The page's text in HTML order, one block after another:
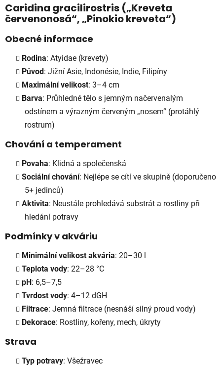
Caridina gracilirostris („Kreveta
červenonosá“, „Pinokio kreveta“)
Obecné informace
Rodina: Atyidae (krevety)
Původ: Jižní Asie, Indonésie, Indie, Filipíny
Maximální velikost: 3–4 cm
Barva: Průhledné tělo s jemným načervenalým
odstínem a výrazným červeným „nosem“ (protáhlý
rostrum)
Chování a temperament
Povaha: Klidná a společenská
Sociální chování: Nejlépe se cítí ve skupině (doporučeno
5+ jedinců)
Aktivita: Neustále prohledává substrát a rostliny při
hledání potravy
Podmínky v akváriu
Minimální velikost akvária: 20–30 l
Teplota vody: 22–28 °C
pH: 6,5–7,5
Tvrdost vody: 4–12 dGH
Filtrace: Jemná filtrace (nesnáší silný proud vody)
Dekorace: Rostliny, kořeny, mech, úkryty
Strava
Typ potravy: Všežravec